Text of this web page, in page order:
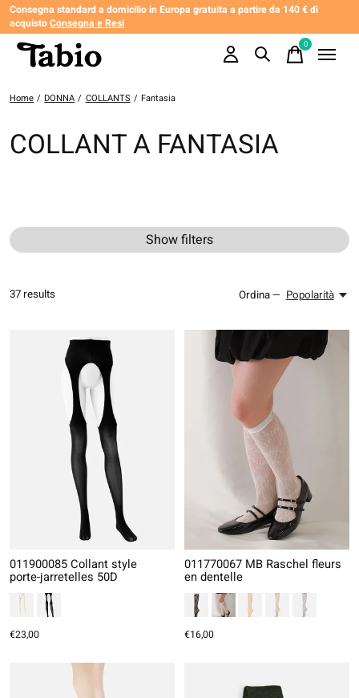
Consegna standard a domicilio in Europa gratuita a partire da 140 € di
acquistoConsegna e Resi
0items
Home / DONNA / COLLANTS / Fantasia
COLLANT A FANTASIA
Show filters
37 results Ordina — Popolarità
011900085 Collant style
porte-jarretelles 50D
€23,00
011770067 MB Raschel fleurs
en dentelle
€16,00